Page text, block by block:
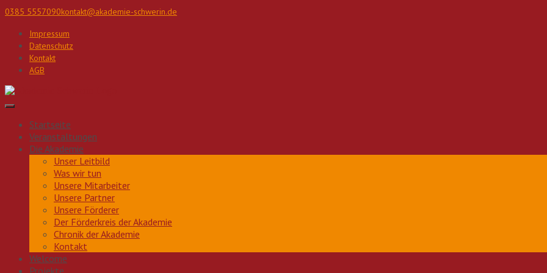
Direkt
Inhalt
0385 5557090kontakt@akademie-schwerin.de
Impressum
Datenschutz
Kontakt
AGB
Startseite
Veranstaltungen
Die Akademie
Unser Leitbild
Was wir tun
Unsere Mitarbeiter
Unsere Partner
Unsere Förderer
Der Förderkreis der Akademie
Chronik der Akademie
Kontakt
Welcome
Projekte